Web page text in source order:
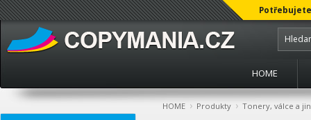
HOME
HOME › Produkty › Tonery, válce a